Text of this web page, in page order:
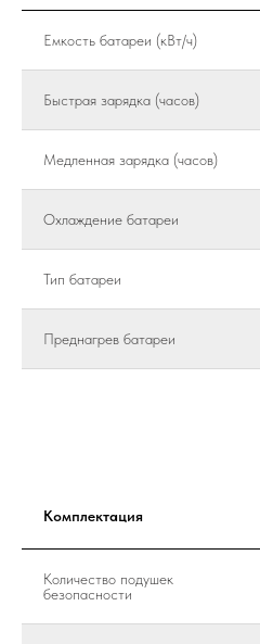
Емкость батареи (кВт/ч)
Быстрая зарядка (часов)
Медленная зарядка (часов)
Охлаждение батареи
Тип батареи
Преднагрев батареи
Комплектация
Количество подушек
безопасности